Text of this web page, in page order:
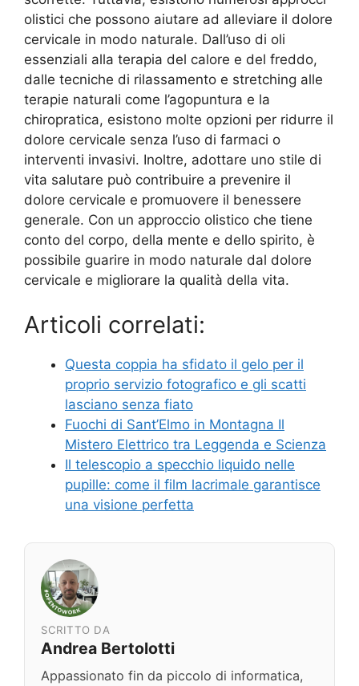
olistici che possono aiutare ad alleviare il dolore
cervicale in modo naturale. Dall’uso di oli
essenziali alla terapia del calore e del freddo,
dalle tecniche di rilassamento e stretching alle
terapie naturali come l’agopuntura e la
chiropratica, esistono molte opzioni per ridurre il
dolore cervicale senza l’uso di farmaci o
interventi invasivi. Inoltre, adottare uno stile di
vita salutare può contribuire a prevenire il
dolore cervicale e promuovere il benessere
generale. Con un approccio olistico che tiene
conto del corpo, della mente e dello spirito, è
possibile guarire in modo naturale dal dolore
cervicale e migliorare la qualità della vita.
Articoli correlati:
Questa coppia ha sfidato il gelo per il
proprio servizio fotografico e gli scatti
lasciano senza fiato
Fuochi di Sant’Elmo in Montagna Il
Mistero Elettrico tra Leggenda e Scienza
Il telescopio a specchio liquido nelle
pupille: come il film lacrimale garantisce
una visione perfetta
SCRITTO DA
Andrea Bertolotti
Appassionato fin da piccolo di informatica,